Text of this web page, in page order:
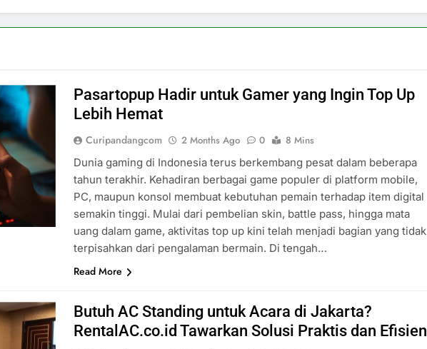
Pasartopup Hadir untuk Gamer yang Ingin Top Up
Lebih Hemat
Curipandangcom 2 Months Ago 0
8 Mins
Dunia gaming di Indonesia terus berkembang pesat dalam beberapa
tahun terakhir. Kehadiran berbagai game populer di platform mobile,
PC, maupun konsol membuat kebutuhan pemain terhadap item digital
semakin tinggi. Mulai dari pembelian skin, battle pass, hingga mata
uang dalam game, aktivitas top up kini telah menjadi bagian yang tidak
terpisahkan dari pengalaman bermain. Di tengah…
Read More
Butuh AC Standing untuk Acara di Jakarta?
RentalAC.co.id Tawarkan Solusi Praktis dan Efisien